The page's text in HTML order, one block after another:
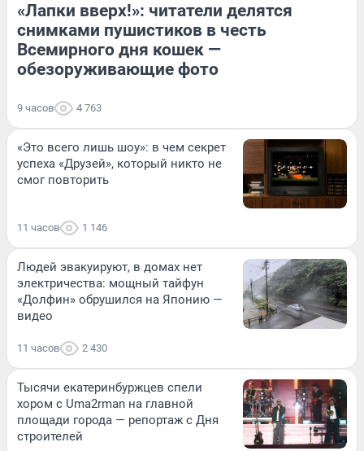
«Лапки вверх!»: читатели делятся
снимками пушистиков в честь
Всемирного дня кошек —
обезоруживающие фото
9 часов 4 763
«Это всего лишь шоу»: в чем секрет
успеха «Друзей», который никто не
смог повторить
11 часов 1 146
Людей эвакуируют, в домах нет
электричества: мощный тайфун
«Долфин» обрушился на Японию —
видео
11 часов 2 430
Тысячи екатеринбуржцев спели
хором с Uma2rman на главной
площади города — репортаж с Дня
строителей